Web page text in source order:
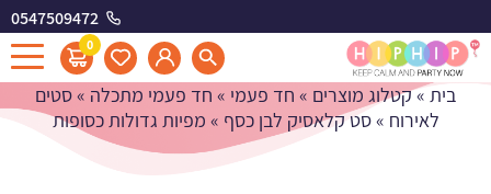
0547509472
0
מפיות גדולות כסופות
בית»קטלוג מוצרים » חד פעמי » חד פעמי מתכלה »סטים
לאירוח »סט קלאסיק לבן כסף » מפיות גדולות כסופות